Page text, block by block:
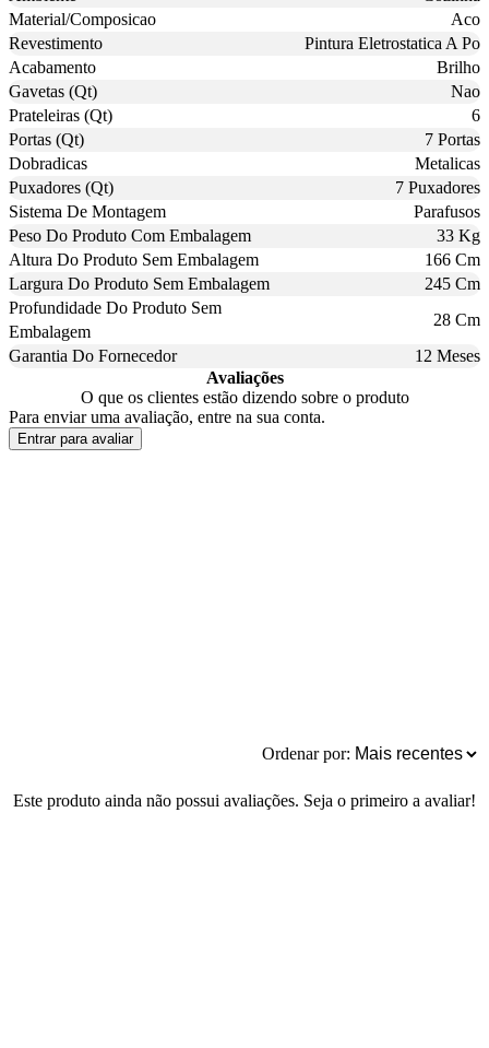
Material/Composicao
Aco
Revestimento
Pintura Eletrostatica A Po
Acabamento
Brilho
Gavetas (Qt)
Nao
Prateleiras (Qt)
6
Portas (Qt)
7 Portas
Dobradicas
Metalicas
Puxadores (Qt)
7 Puxadores
Sistema De Montagem
Parafusos
Peso Do Produto Com Embalagem
33 Kg
Altura Do Produto Sem Embalagem
166 Cm
Largura Do Produto Sem Embalagem
245 Cm
Profundidade Do Produto Sem
Embalagem
28 Cm
Garantia Do Fornecedor
12 Meses
Avaliações
O que os clientes estão dizendo sobre o produto
Para enviar uma avaliação, entre na sua conta.
Entrar para avaliar
Ordenar por:
Este produto ainda não possui avaliações. Seja o primeiro a avaliar!